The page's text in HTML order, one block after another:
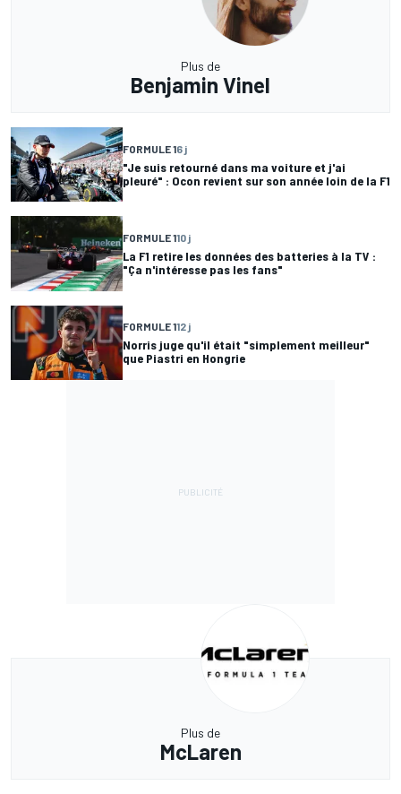
Plus de
Benjamin Vinel
FORMULE 16 j
"Je suis retourné dans ma voiture et j'ai
pleuré" : Ocon revient sur son année loin de la F1
FORMULE 110 j
La F1 retire les données des batteries à la TV :
"Ça n'intéresse pas les fans"
FORMULE 112 j
Norris juge qu'il était "simplement meilleur"
que Piastri en Hongrie
Plus de
McLaren